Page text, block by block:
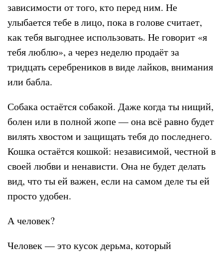
зависимости от того, кто перед ним. Не
улыбается тебе в лицо, пока в голове считает,
как тебя выгоднее использовать. Не говорит «я
тебя люблю», а через неделю продаёт за
тридцать серебреников в виде лайков, внимания
или бабла.
Собака остаётся собакой. Даже когда ты нищий,
болен или в полной жопе — она всё равно будет
вилять хвостом и защищать тебя до последнего.
Кошка остаётся кошкой: независимой, честной в
своей любви и ненависти. Она не будет делать
вид, что ты ей важен, если на самом деле ты ей
просто удобен.
А человек?
Человек — это кусок дерьма, который